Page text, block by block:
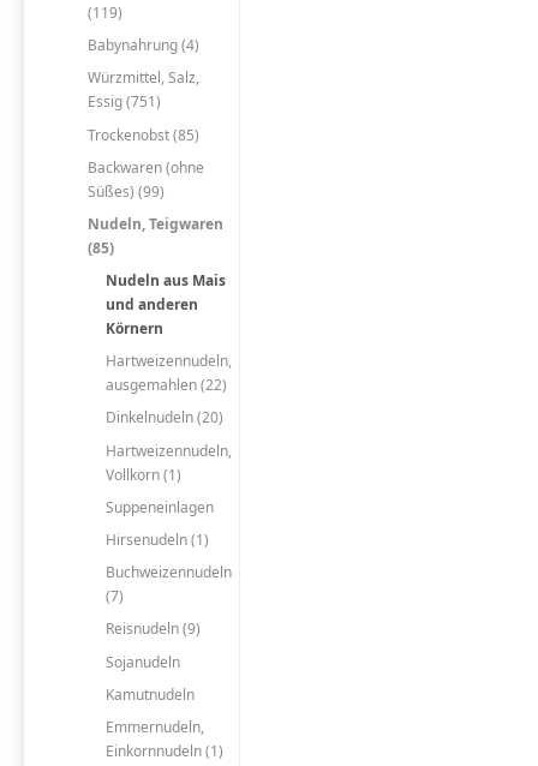
(119)
Babynahrung (4)
Würzmittel, Salz,
Essig (751)
Trockenobst (85)
Backwaren (ohne
Süßes) (99)
Nudeln, Teigwaren
(85)
Nudeln aus Mais
und anderen
Körnern
Hartweizennudeln,
ausgemahlen (22)
Dinkelnudeln (20)
Hartweizennudeln,
Vollkorn (1)
Suppeneinlagen
Hirsenudeln (1)
Buchweizennudeln
(7)
Reisnudeln (9)
Sojanudeln
Kamutnudeln
Emmernudeln,
Einkornnudeln (1)